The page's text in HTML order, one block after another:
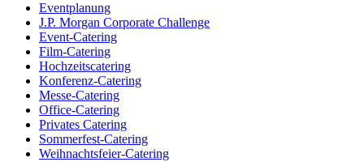
Eventplanung
J.P. Morgan Corporate Challenge
Event-Catering
Film-Catering
Hochzeitscatering
Konferenz-Catering
Messe-Catering
Office-Catering
Privates Catering
Sommerfest-Catering
Weihnachtsfeier-Catering